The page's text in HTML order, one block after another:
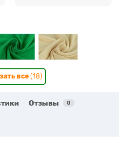
все(18)
Отзывы 0